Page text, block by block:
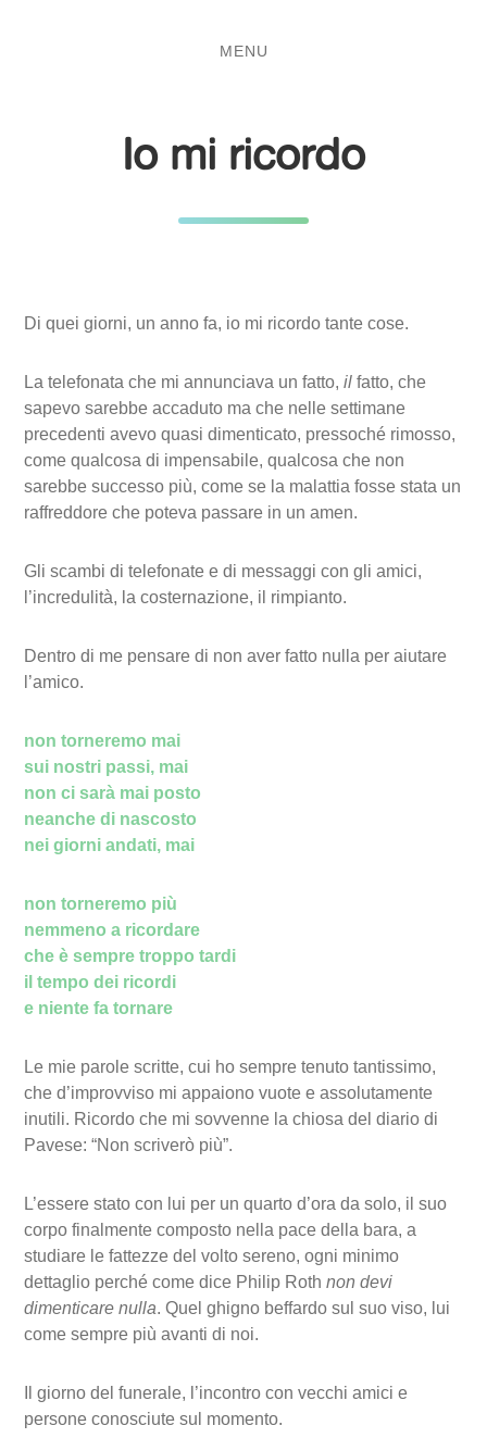
MENU
Io mi ricordo
Di quei giorni, un anno fa, io mi ricordo tante cose.
La telefonata che mi annunciava un fatto,il fatto, che
sapevo sarebbe accaduto ma che nelle settimane
precedenti avevo quasi dimenticato, pressoché rimosso,
come qualcosa di impensabile, qualcosa che non
sarebbe successo più, come se la malattia fosse stata un
raffreddore che poteva passare in un amen.
Gli scambi di telefonate e di messaggi con gli amici,
l’incredulità, la costernazione, il rimpianto.
Dentro di me pensare di non aver fatto nulla per aiutare
l’amico.
non torneremo mai
sui nostri passi, mai
non ci sarà mai posto
neanche di nascosto
nei giorni andati, mai
non torneremo più
nemmeno a ricordare
che è sempre troppo tardi
il tempo dei ricordi
e niente fa tornare
Le mie parole scritte, cui ho sempre tenuto tantissimo,
che d’improvviso mi appaiono vuote e assolutamente
inutili. Ricordo che mi sovvenne la chiosa del diario di
Pavese: “Non scriverò più”.
L’essere stato con lui per un quarto d’ora da solo, il suo
corpo finalmente composto nella pace della bara, a
studiare le fattezze del volto sereno, ogni minimo
dettaglio perché come dice Philip Rothnon devi
dimenticare nulla. Quel ghigno beffardo sul suo viso, lui
come sempre più avanti di noi.
Il giorno del funerale, l’incontro con vecchi amici e
persone conosciute sul momento.